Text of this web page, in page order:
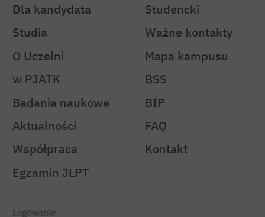
Dla kandydata
Studia
O Uczelni
w PJATK
Badania naukowe
Aktualności
Współpraca
Egzamin JLPT
Studencki
Ważne kontakty
Mapa kampusu
BSS
BIP
FAQ
Kontakt
Logowanie